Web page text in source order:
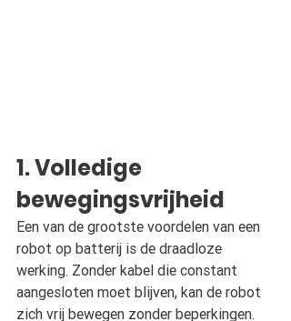
1. Volledige
bewegingsvrijheid
Een van de grootste voordelen van een
robot op batterij is de draadloze
werking. Zonder kabel die constant
aangesloten moet blijven, kan de robot
zich vrij bewegen zonder beperkingen.